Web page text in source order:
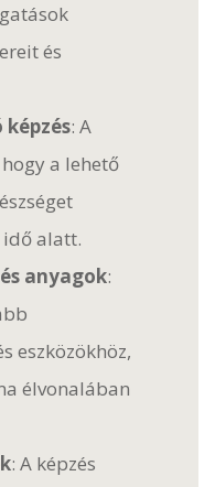
és
: A
a lehető
alatt.
anyagok:
eszközökhöz,
élvonalában
: A képzés